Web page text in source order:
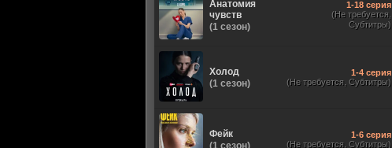
Анатомия
чувств
(1 сезон)
1-18 серия
(Не требуется,
Субтитры)
Холод
(1 сезон)
1-4 серия
(Не требуется, Субтитры)
Фейк
(1 сезон)
1-6 серия
(Не требуется, Субтитры)